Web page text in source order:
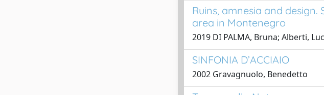
Ruins, amnesia and
area in Montenegro
2019 DI PALMA, Bruna; Alberti,
SINFONIA D’ACCIAIO
2002 Gravagnuolo, Benedetto